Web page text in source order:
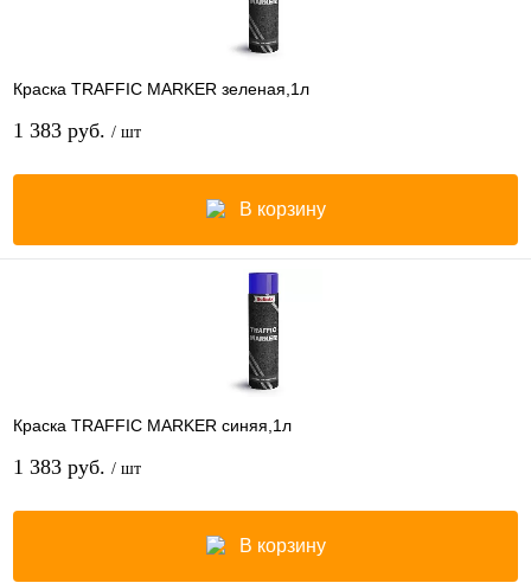
Краска TRAFFIC MARKER зеленая,1л
1 383 руб. / шт
В корзину
Краска TRAFFIC MARKER синяя,1л
1 383 руб. / шт
В корзину